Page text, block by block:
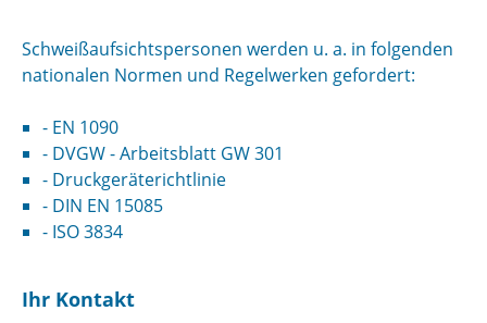
Schweißaufsichtspersonen werden u. a. in folgenden
nationalen Normen und Regelwerken gefordert:
- EN 1090
- DVGW - Arbeitsblatt GW 301
- Druckgeräterichtlinie
- DIN EN 15085
- ISO 3834
Ihr Kontakt